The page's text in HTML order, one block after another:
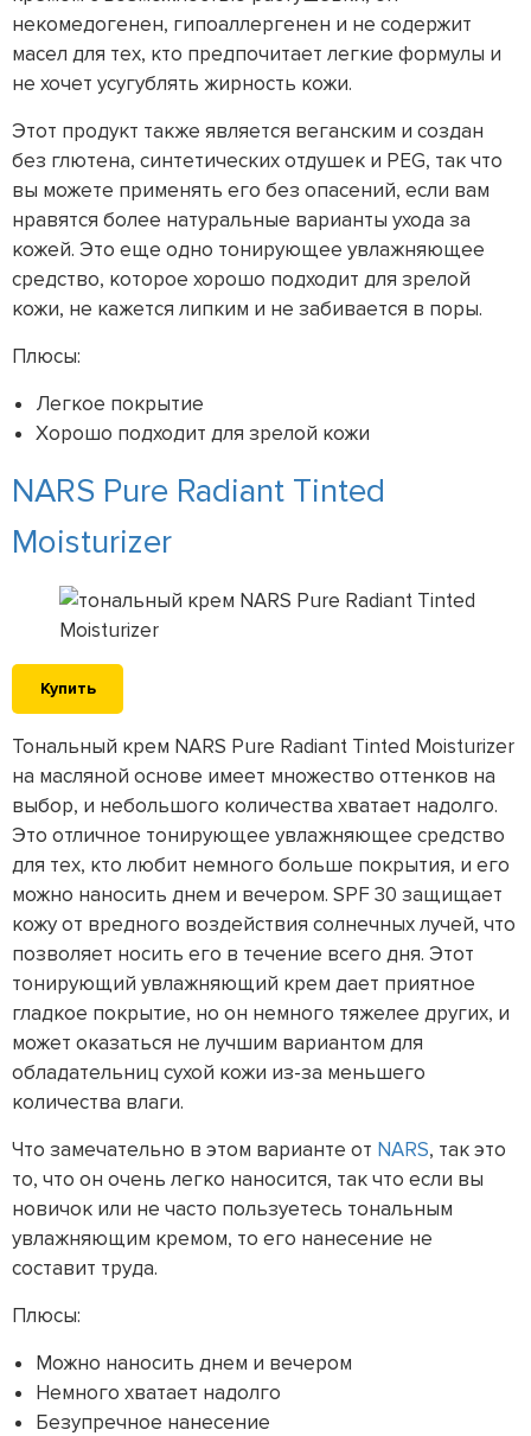
некомедогенен, гипоаллергенен и не содержит
масел для тех, кто предпочитает легкие формулы и
не хочет усугублять жирность кожи.
Этот продукт также является веганским и создан
без глютена, синтетических отдушек и PEG, так что
вы можете применять его без опасений, если вам
нравятся более натуральные варианты ухода за
кожей. Это еще одно тонирующее увлажняющее
средство, которое хорошо подходит для зрелой
кожи, не кажется липким и не забивается в поры.
Плюсы:
Легкое покрытие
Хорошо подходит для зрелой кожи
NARS Pure Radiant Tinted
Moisturizer
Купить
Тональный крем NARS Pure Radiant Tinted Moisturizer
на масляной основе имеет множество оттенков на
выбор, и небольшого количества хватает надолго.
Это отличное тонирующее увлажняющее средство
для тех, кто любит немного больше покрытия, и его
можно наносить днем и вечером. SPF 30 защищает
кожу от вредного воздействия солнечных лучей, что
позволяет носить его в течение всего дня. Этот
тонирующий увлажняющий крем дает приятное
гладкое покрытие, но он немного тяжелее других, и
может оказаться не лучшим вариантом для
обладательниц сухой кожи из-за меньшего
количества влаги.
Что замечательно в этом варианте от NARS, так это
то, что он очень легко наносится, так что если вы
новичок или не часто пользуетесь тональным
увлажняющим кремом, то его нанесение не
составит труда.
Плюсы:
Можно наносить днем и вечером
Немного хватает надолго
Безупречное нанесение